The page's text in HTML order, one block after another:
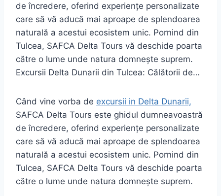
de încredere, oferind experiențe personalizate
care să vă aducă mai aproape de splendoarea
naturală a acestui ecosistem unic. Pornind din
Tulcea, SAFCA Delta Tours vă deschide poarta
către o lume unde natura domnește suprem.
Excursii Delta Dunarii din Tulcea: Călătorii de…
Când vine vorba de excursii in Delta Dunarii,
SAFCA Delta Tours este ghidul dumneavoastră
de încredere, oferind experiențe personalizate
care să vă aducă mai aproape de splendoarea
naturală a acestui ecosistem unic. Pornind din
Tulcea, SAFCA Delta Tours vă deschide poarta
către o lume unde natura domnește suprem.